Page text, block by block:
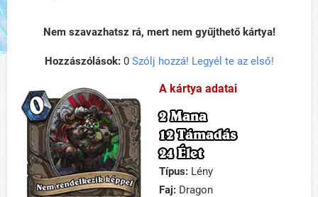
Nem szavazhatsz rá, mert nem gyűjthető kártya!
Hozzászólások:0 Szólj hozzá! Legyél te az első!
A kártya adatai
2 Mana
12 Támadás
24 Élet
Típus: Lény
Faj: Dragon